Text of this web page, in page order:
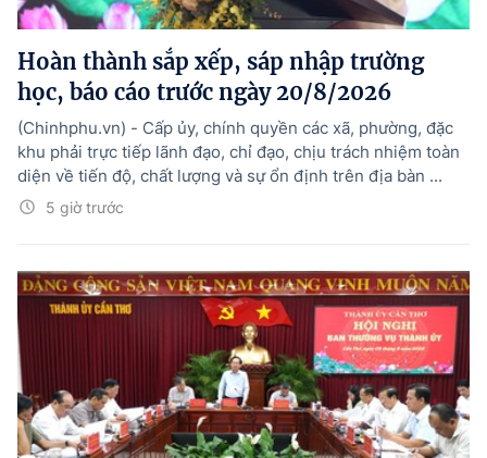
Hoàn thành sắp xếp, sáp nhập trường
học, báo cáo trước ngày 20/8/2026
5 giờ trước
(Chinhphu.vn) - Cấp ủy, chính quyền các xã, phường, đặc
khu phải trực tiếp lãnh đạo, chỉ đạo, chịu trách nhiệm toàn
diện về tiến độ, chất lượng và sự ổn định trên địa bàn ...